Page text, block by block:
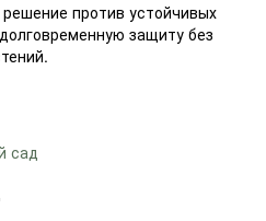
против устойчивых
защиту без
сад